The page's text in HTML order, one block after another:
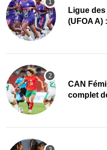
Ligue
(UFOA A)
CAN
complet